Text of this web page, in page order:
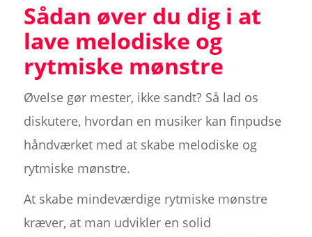
Sådan øver du dig i at
lave melodiske og
rytmiske mønstre
Øvelse gør mester, ikke sandt? Så lad os
diskutere, hvordan en musiker kan finpudse
håndværket med at skabe melodiske og
rytmiske mønstre.
At skabe mindeværdige rytmiske mønstre
kræver, at man udvikler en solid